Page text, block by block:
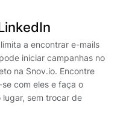
a encontrar e-mails
iniciar campanhas no
na Snov.io. Encontre
com eles e faça o
sem trocar de